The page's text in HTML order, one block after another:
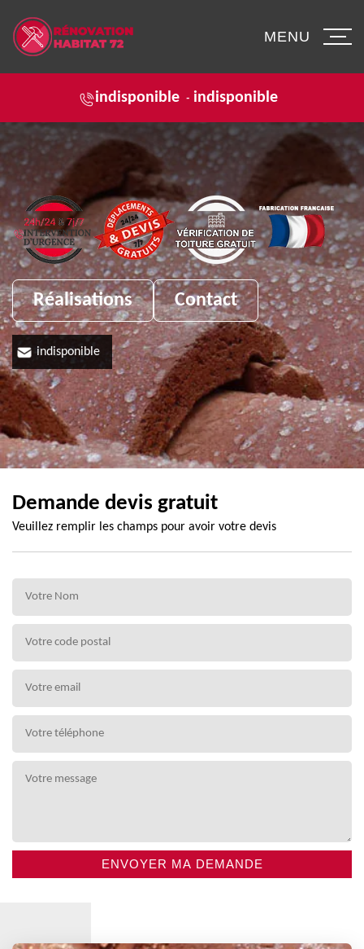
indisponible - indisponible
MENU
Réalisations Contact
indisponible
Demande devis gratuit
Veuillez remplir les champs pour avoir votre devis